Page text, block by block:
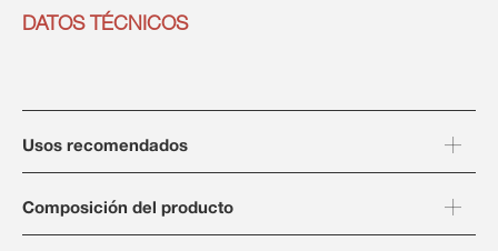
DATOS TÉCNICOS
Usos recomendados
Composición del producto